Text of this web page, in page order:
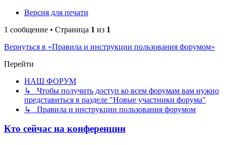
Версия для печати
1 сообщение • Страница 1 из 1
Вернуться в «Правила и инструкции пользования форумом»
Перейти
НАШ ФОРУМ
↳ Чтобы получить доступ ко всем форумам вам нужно
представиться в разделе "Новые участники форума"
↳ Правила и инструкции пользования форумом
Кто сейчас на конференции